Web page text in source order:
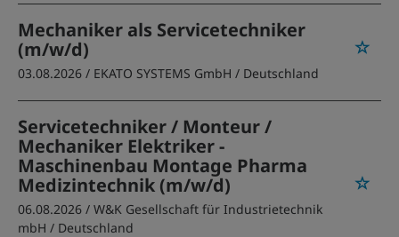
Mechaniker als Servicetechniker
(m/w/d)
03.08.2026 / EKATO SYSTEMS GmbH / Deutschland
Servicetechniker / Monteur /
Mechaniker Elektriker -
Maschinenbau Montage Pharma
Medizintechnik (m/w/d)
06.08.2026 / W&K Gesellschaft für Industrietechnik
mbH / Deutschland